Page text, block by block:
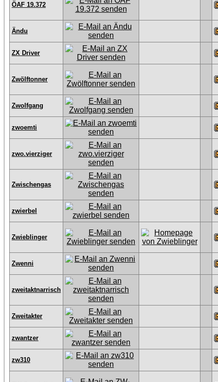
ÖAF 19.372
Ändu
ZX Driver
Zwölftonner
Zwolfgang
zwoemti
zwo.vierziger
Zwischengas
zwierbel
Zwieblinger
Zwenni
zweitaktnarrisch
Zweitakter
zwantzer
zw310